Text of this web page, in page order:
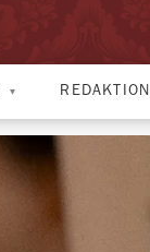
REDAKTION